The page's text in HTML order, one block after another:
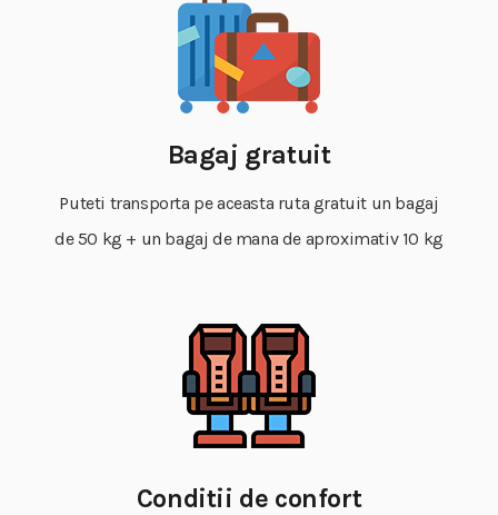
Bagaj gratuit
Puteti transporta pe aceasta ruta gratuit un bagaj
de 50 kg + un bagaj de mana de aproximativ 10 kg
Conditii de confort